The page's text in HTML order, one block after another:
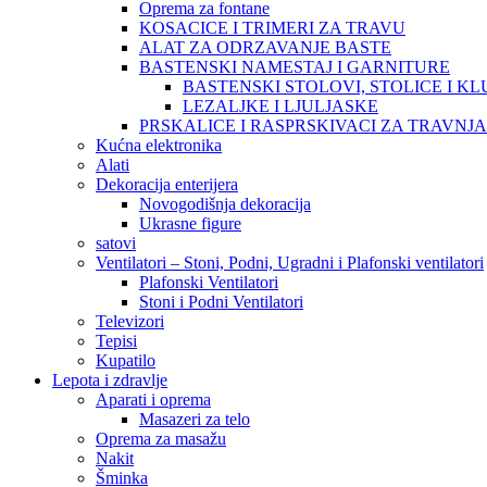
Oprema za fontane
KOSACICE I TRIMERI ZA TRAVU
ALAT ZA ODRZAVANJE BASTE
BASTENSKI NAMESTAJ I GARNITURE
BASTENSKI STOLOVI, STOLICE I
LEZALJKE I LJULJASKE
PRSKALICE I RASPRSKIVACI ZA
Kućna elektronika
Alati
Dekoracija enterijera
Novogodišnja dekoracija
Ukrasne figure
satovi
Ventilatori – Stoni, Podni, Ugradni i Plafonski ventilatori
Plafonski Ventilatori
Stoni i Podni Ventilatori
Televizori
Tepisi
Kupatilo
Lepota i zdravlje
Aparati i oprema
Masazeri za telo
Oprema za masažu
Nakit
Šminka